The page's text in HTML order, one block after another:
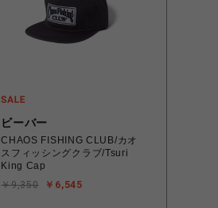
ビーバー
CHAOS FISHING CLUB/カオ
スフィッシングクラブ/Tsuri
King Cap
￥6,545
￥9,350